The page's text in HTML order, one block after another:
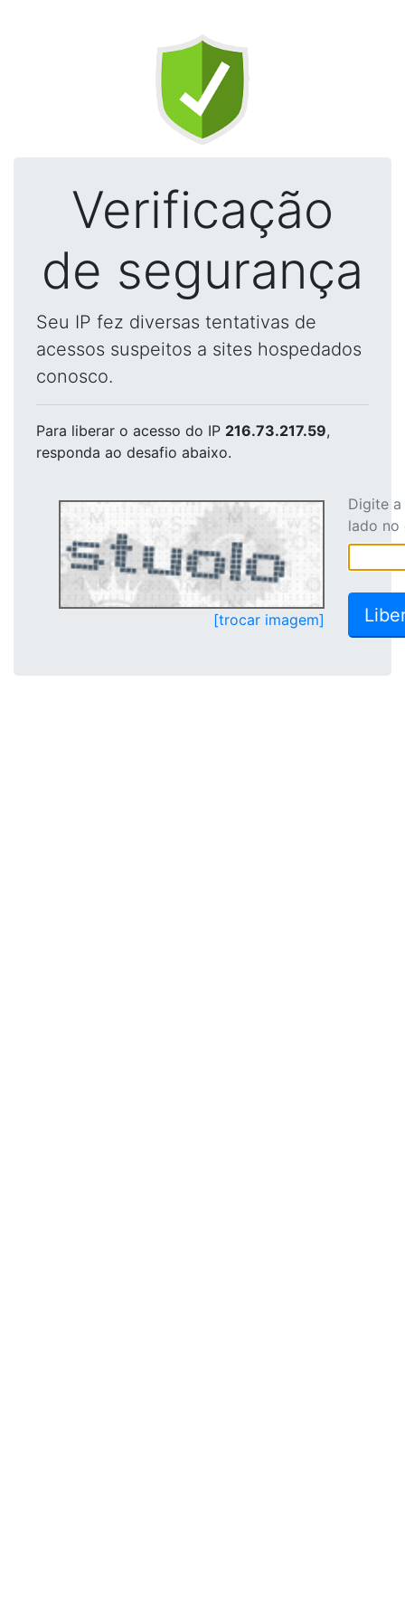
Verificação
de segurança
Seu IP fez diversas tentativas de
acessos suspeitos a sites hospedados
conosco.
Para liberar o acesso do IP 216.73.217.59,
responda ao desafio abaixo.
[trocar imagem]
Digite
lado no